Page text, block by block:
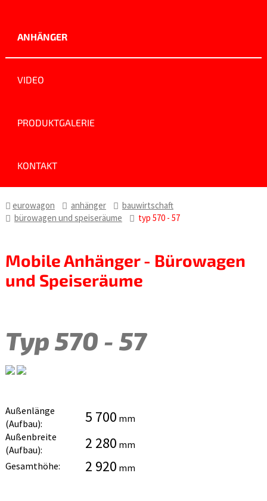
ANHÄNGER
VIDEO
PRODUKTGALERIE
KONTAKT
eurowagon anhänger
bauwirtschaft
bürowagen und speiseräume
typ 570 - 57
Mobile Anhänger - Bürowagen
und Speiseräume
Typ 570 - 57
Außenlänge
(Aufbau):
5 700 mm
Außenbreite
(Aufbau):
2 280 mm
Gesamthöhe:
2 920 mm